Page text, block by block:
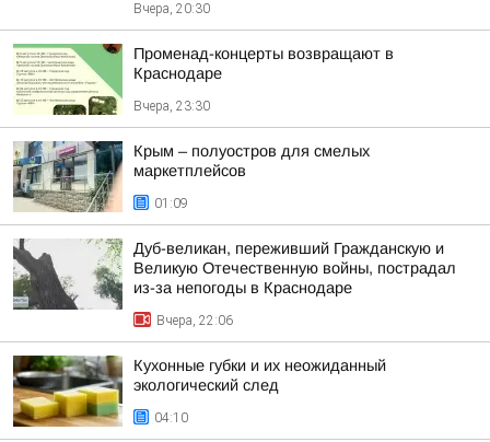
Вчера, 20:30
Променад-концерты возвращают в
Краснодаре
Вчера, 23:30
Крым – полуостров для смелых
маркетплейсов
01:09
Дуб-великан, переживший Гражданскую и
Великую Отечественную войны, пострадал
из-за непогоды в Краснодаре
Вчера, 22:06
Кухонные губки и их неожиданный
экологический след
04:10